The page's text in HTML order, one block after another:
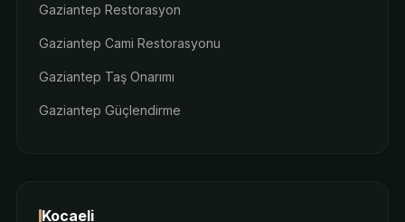
Gaziantep Restorasyon
Gaziantep Cami Restorasyonu
Gaziantep Taş Onarımı
Gaziantep Güçlendirme
Kocaeli